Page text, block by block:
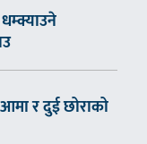
र दुई छोराको